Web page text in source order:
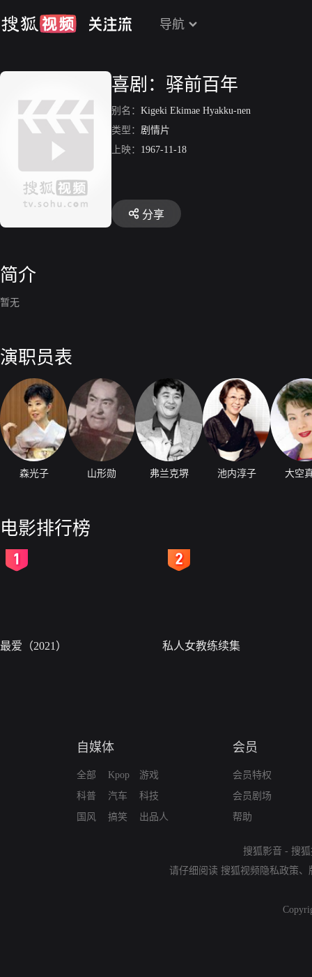
导航
喜剧：驿前百年
别名： Kigeki Ekimae Hyakku-nen
类型： 剧情片
上映： 1967-11-18
分享
简介
暂无
演职员表
森光子 山形勋 弗兰克堺 池内淳子 大空
电影排行榜
最爱（2021） 私人女教练续集
自媒体
全部
科普
国风
Kpop
汽车
搞笑
游戏
科技
出品人
会员
会员特权
会员剧场
帮助
搜狐影音 - 搜
请仔细阅读 搜狐视频隐私政策、